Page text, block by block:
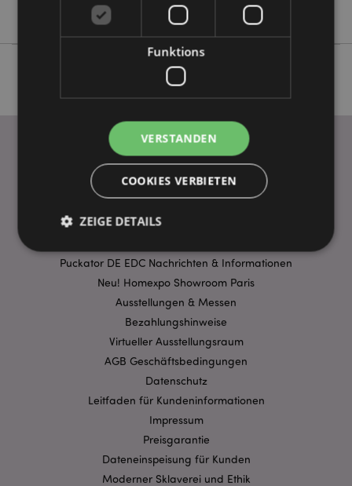
Keine
WICHTIGE INFORMATION
Lieferbedingungen
Puckator DE EDC Nachrichten & Informationen
Neu! Homexpo Showroom Paris
Ausstellungen & Messen
Bezahlungshinweise
Virtueller Ausstellungsraum
AGB Geschäftsbedingungen
Datenschutz
Leitfaden für Kundeninformationen
Impressum
Preisgarantie
Dateneinspeisung für Kunden
Moderner Sklaverei und Ethik
Funktions
VERSTANDEN
COOKIES VERBIETEN
ZEIGE DETAILS
Unbedingt notwendige
Leistungs
Ausrichten
Funktions
Kernfunktionen der Website wie die
Benutzeranmeldung und die Kontoverwaltung.
Ohne unbedingt notwendige cookies kann die
Website nicht richtig genutzt werden.
Provider
CookieScriptConsent
.puckator.de